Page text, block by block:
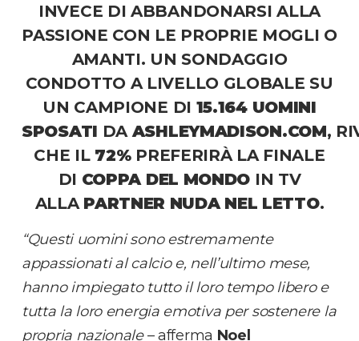
INVECE DI ABBANDONARSI ALLA
PASSIONE CON LE PROPRIE MOGLI O
AMANTI. UN SONDAGGIO
CONDOTTO A LIVELLO GLOBALE SU
UN CAMPIONE DI 15.164 UOMINI
SPOSATI DA ASHLEYMADISON.COM,
CHE IL 72%PREFERIRÀ LA FINALE
DI COPPA DEL MONDO IN TV
ALLA PARTNER NUDA NEL LETTO.
“Questi uomini sono estremamente
appassionati al calcio e, nell’ultimo mese,
hanno impiegato tutto il loro tempo libero e
tutta la loro energia emotiva per sostenere la
propria nazionale– afferma Noel